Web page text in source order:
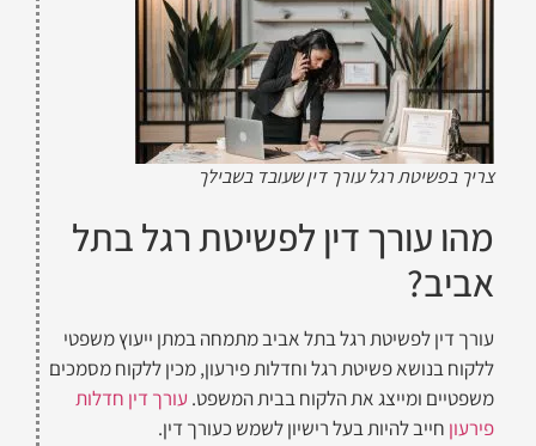
צריך בפשיטת רגל עורך דין שעובד בשבילך
מהו עורך דין לפשיטת רגל בתל
אביב?
עורך דין לפשיטת רגל בתל אביב מתמחה במתן ייעוץ משפטי
ללקוח בנושא פשיטת רגל וחדלות פירעון, מכין ללקוח מסמכים
משפטיים ומייצג את הלקוח בבית המשפט. עורך דין חדלות
פירעון חייב להיות בעל רישיון לשמש כעורך דין.